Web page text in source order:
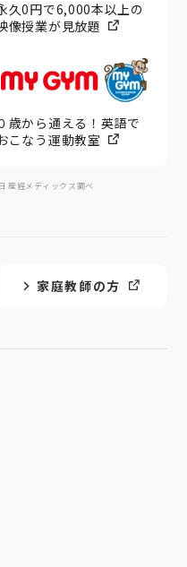
久0円で6,000本以上の
像授業が見放題
歳から通える！英語で
こなう運動教室
産經メディックス調べ
家庭教師の方